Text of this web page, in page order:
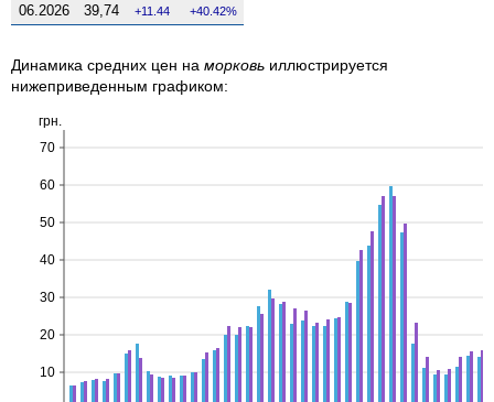
06.2026 39,74 11.44 40.42%
Динамика средних цен на морковь иллюстрируется
нижеприведенным графиком:
10
20
30
40
50
60
70
грн.